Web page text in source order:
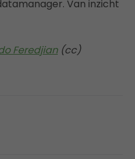
Van inzicht
Feredjian(cc)